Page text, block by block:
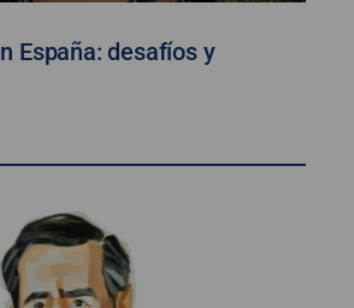
España: desafíos y